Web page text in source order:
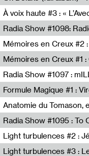
À voix haute #3 : «
Radio Orange 94.0
Sophie Auger-Grappin
Sophie Auger-Grappin
Radia Show #1097 :
Formule Magique #1 :
Nathalie Lacroix,Virginie
Loraine Baud,Sylvain
Usmaradio